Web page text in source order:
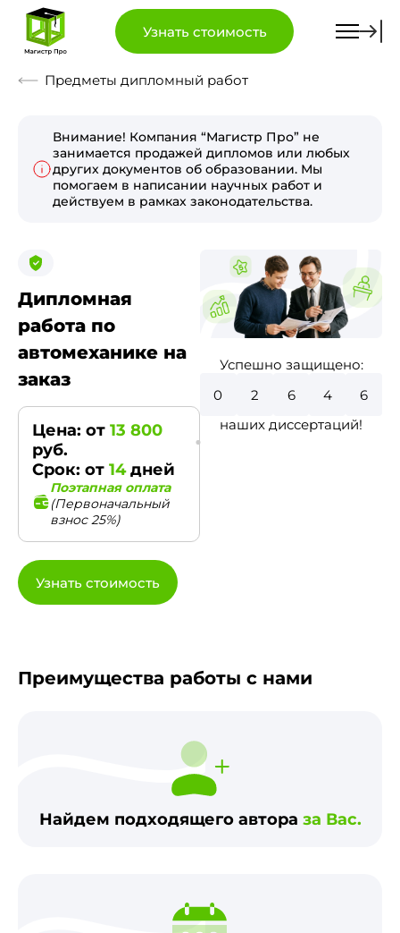
Узнать стоимость
Предметы дипломный работ
Внимание! Компания “Магистр Про” не
занимается продажей дипломов или любых
других документов об образовании. Мы
помогаем в написании научных работ и
действуем в рамках законодательства.
Дипломная
работа по
автомеханике на
заказ
Цена: от 13 800
руб.
Срок: от 14дней
Поэтапная оплата
(Первоначальный
взнос 25%)
Узнать стоимость
Успешно защищено:
6
7
0
3
0
наших диссертаций!
Преимущества работы с нами
Найдем подходящего автора за Вас.